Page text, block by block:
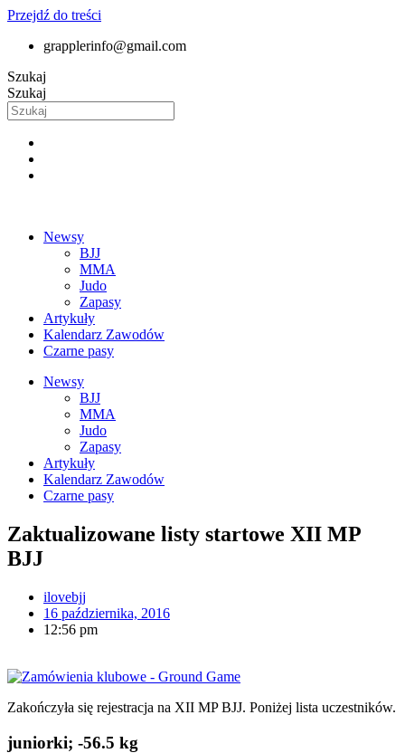
Przejdź do treści
grapplerinfo@gmail.com
Szukaj
Szukaj
Newsy
BJJ
MMA
Judo
Zapasy
Artykuły
Kalendarz Zawodów
Czarne pasy
Newsy
BJJ
MMA
Judo
Zapasy
Artykuły
Kalendarz Zawodów
Czarne pasy
Zaktualizowane listy startowe XII MP
BJJ
ilovebjj
16 października, 2016
12:56 pm
Zakończyła się rejestracja na XII MP BJJ. Poniżej lista uczestników.
juniorki; -56.5 kg